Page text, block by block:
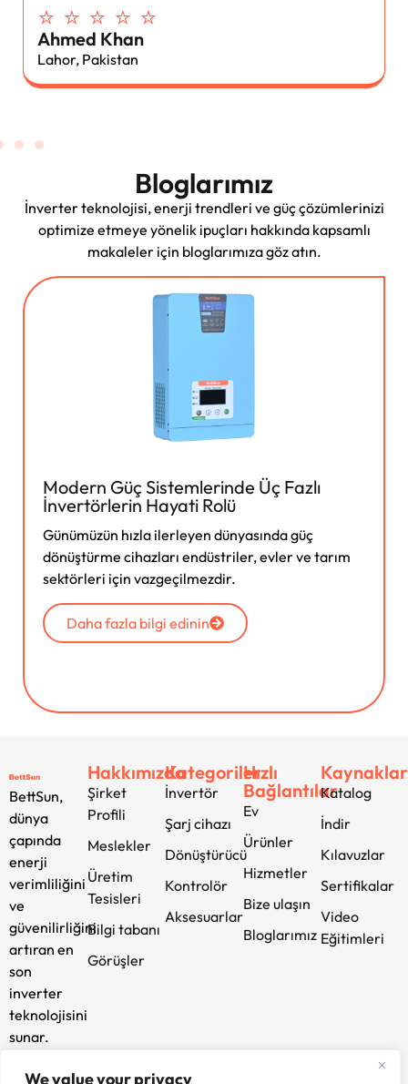
We value your privacy
⭐ ⭐ ⭐ ⭐ ⭐
Ahmed Khan
Lahor, Pakistan
Bloglarımız
İnverter teknolojisi, enerji trendleri ve güç çözümlerinizi
optimize etmeye yönelik ipuçları hakkında kapsamlı
makaleler için bloglarımıza göz atın.
Modern Güç Sistemlerinde Üç Fazlı
İnvertörlerin Hayati Rolü
Günümüzün hızla ilerleyen dünyasında güç
dönüştürme cihazları endüstriler, evler ve tarım
sektörleri için vazgeçilmezdir.
Daha fazla bilgi edinin
BettSun,
dünya
çapında
enerji
verimliliğini
ve
güvenilirliğini
artıran en
son
inverter
teknolojisini
sunar.
Hakkımızda
Şirket
Profili
Meslekler
Üretim
Tesisleri
Bilgi tabanı
Görüşler
Kategoriler
İnvertör
Şarj cihazı
Dönüştürücü
Kontrolör
Aksesuarlar
Hızlı
Bağlantılar
Ev
Ürünler
Hizmetler
Bize ulaşın
Bloglarımız
Kaynaklar
Katalog
İndir
Kılavuzlar
Sertifikalar
Video
Eğitimleri